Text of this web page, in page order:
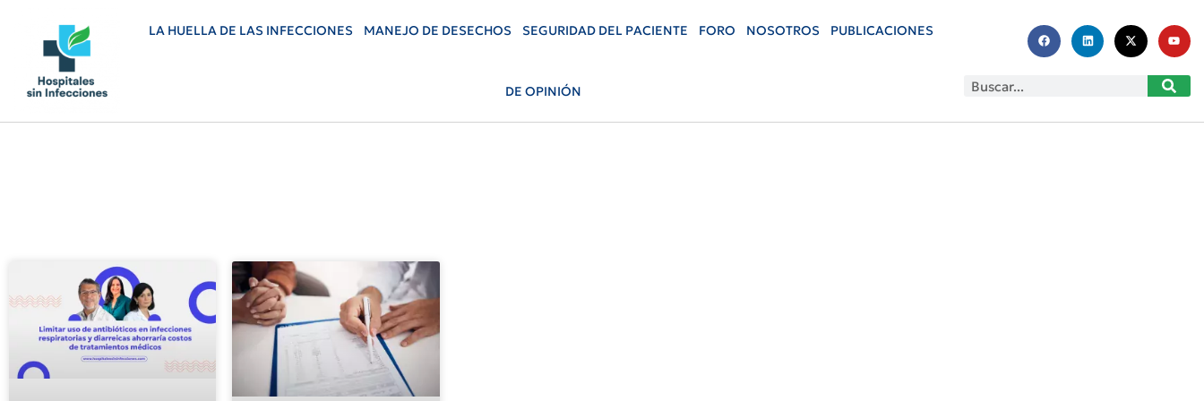
LA HUELLA DE LAS INFECCIONES MANEJO DE DESECHOS SEGURIDAD DEL PACIENTE FORO NOSOTROS PUBLICACIONES
DE OPINIÓN